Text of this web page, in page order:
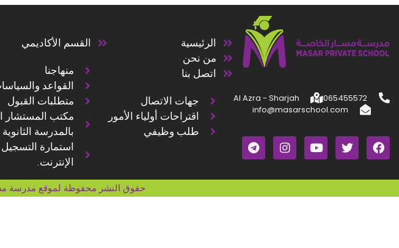
065455572
Al Azra - Sharjah
info@masarschool.com
الرئيسية
من نحن
اتصل بنا
جهات الاتصال
اقتراحات أولياء الأمور
طلب وظيفي
القسم الأكاديمي
منهاجنا
القواعد
متطلبات القبول
مكتب المستشار
بالمدرسة الثانوية
استمارة التسجيل
الإنترنت.
حقوق النشر محفوظة لموقع مدرسة